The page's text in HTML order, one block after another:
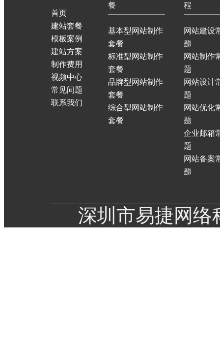
首页
建站套餐
模板案例
建站方案
制作费用
视频中心
常见问题
联系我们
餐
基本型网站制作
套餐
标准型网站制作
套餐
品牌型网站制作
套餐
综合型网站制作
套餐
程
网站建设
题
网站制作
题
网站设计
题
网站优化
题
企业邮箱
题
网站备案
题
深圳市易捷网络